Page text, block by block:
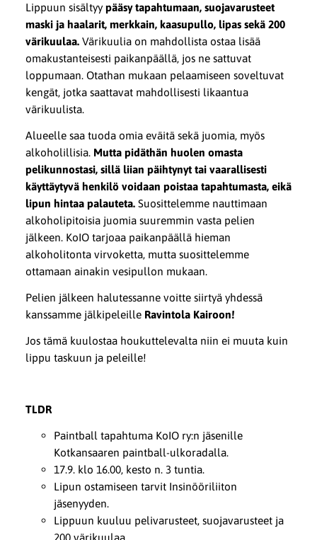
Lippuun sisältyy pääsy tapahtumaan, suojavarusteet
maski ja haalarit, merkkain, kaasupullo, lipas sekä 200
värikuulaa.Värikuulia on mahdollista ostaa lisää
omakustanteisesti paikanpäällä, jos ne sattuvat
loppumaan. Otathan mukaan pelaamiseen soveltuvat
kengät, jotka saattavat mahdollisesti likaantua
värikuulista.
Alueelle saa tuoda omia eväitä sekä juomia, myös
alkoholillisia. Mutta pidäthän huolen omasta
pelikunnostasi, sillä liian päihtynyt tai vaarallisesti
käyttäytyvä henkilö voidaan poistaa tapahtumasta, eikä
lipun hintaa palauteta.Suosittelemme nauttimaan
alkoholipitoisia juomia suuremmin vasta pelien
jälkeen. KoIO tarjoaa paikanpäällä hieman
alkoholitonta virvoketta, mutta suosittelemme
ottamaan ainakin vesipullon mukaan.
Pelien jälkeen halutessanne voitte siirtyä yhdessä
kanssamme jälkipeleille Ravintola Kairoon!
Jos tämä kuulostaa houkuttelevalta niin ei muuta kuin
lippu taskuun ja peleille!
TLDR
Paintball tapahtuma KoIO ry:n jäsenille
Kotkansaaren paintball-ulkoradalla.
17.9. klo 16.00, kesto n. 3 tuntia.
Lipun ostamiseen tarvit Insinööriliiton
jäsenyyden.
Lippuun kuuluu pelivarusteet, suojavarusteet ja
200 värikuulaa.